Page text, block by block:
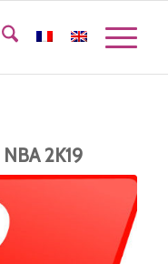
NBA 2K19